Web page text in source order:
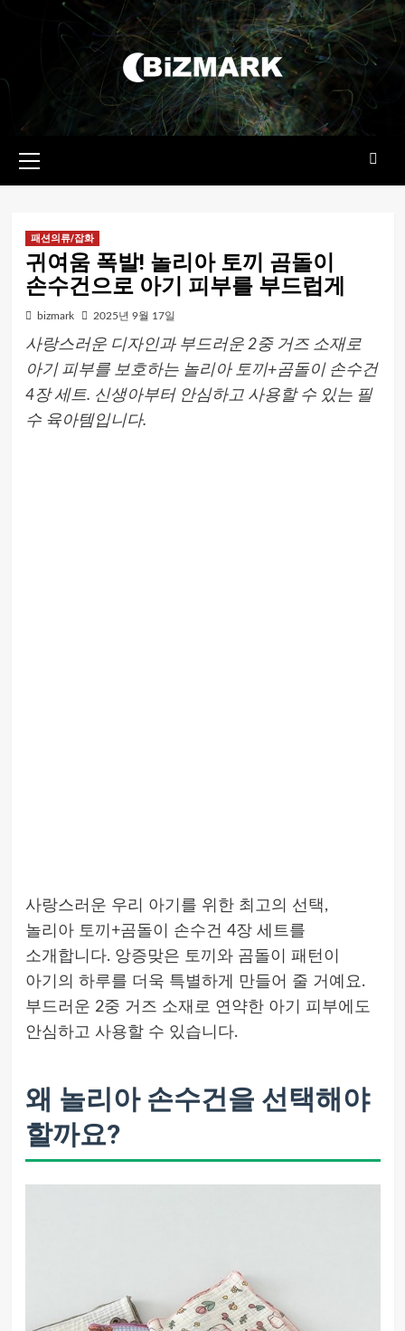
메뉴
패션의류/잡화
귀여움 폭발! 놀리아 토끼 곰돌이
손수건으로 아기 피부를 부드럽게
bizmark 2025년 9월 17일
사랑스러운 디자인과 부드러운 2중 거즈 소재로
아기 피부를 보호하는 놀리아 토끼+곰돌이 손수건
4장 세트. 신생아부터 안심하고 사용할 수 있는 필
수 육아템입니다.
사랑스러운 우리 아기를 위한 최고의 선택,
놀리아 토끼+곰돌이 손수건 4장 세트를
소개합니다. 앙증맞은 토끼와 곰돌이 패턴이
아기의 하루를 더욱 특별하게 만들어 줄 거예요.
부드러운 2중 거즈 소재로 연약한 아기 피부에도
안심하고 사용할 수 있습니다.
왜 놀리아 손수건을 선택해야
할까요?